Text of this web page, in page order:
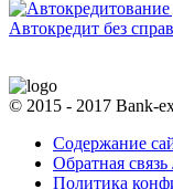
Автокредит без
© 2015 - 2017 Bank-
Содержание
Обратная связь
Политика